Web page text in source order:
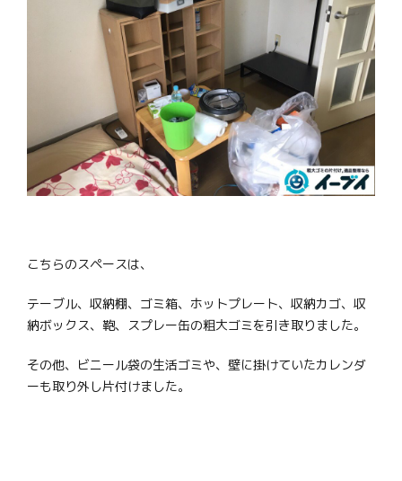
こちらのスペースは、
テーブル、収納棚、ゴミ箱、ホットプレート、収納カゴ、収
納ボックス、鞄、スプレー缶の粗大ゴミを引き取りました。
その他、ビニール袋の生活ゴミや、壁に掛けていたカレンダ
ーも取り外し片付けました。